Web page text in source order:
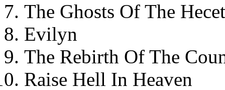
The Ghosts Of The
Evilyn
The Rebirth Of The
Raise Hell In Heaven